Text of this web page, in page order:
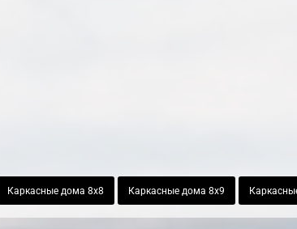
Каркасные дома 8х8 Каркасные дома 8х9